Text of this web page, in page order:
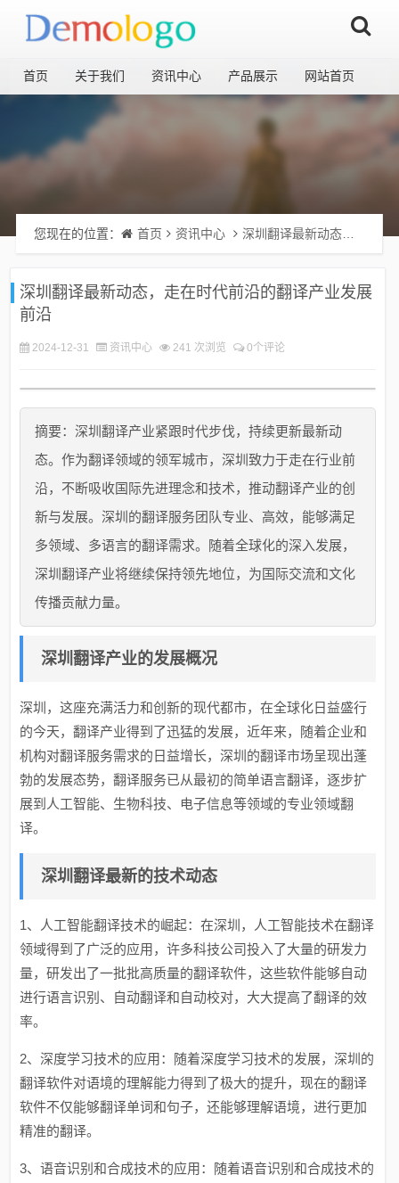
首页 关于我们 资讯中心 产品展示 网站首页
您现在的位置： 首页 资讯中心 深圳翻译最新动态，走在时代前沿的翻译产业发展前沿
深圳翻译最新动态，走在时代前沿的翻译产业发展
前沿
2024-12-31 资讯中心 241 次浏览 0个评论
摘要：深圳翻译产业紧跟时代步伐，持续更新最新动
态。作为翻译领域的领军城市，深圳致力于走在行业前
沿，不断吸收国际先进理念和技术，推动翻译产业的创
新与发展。深圳的翻译服务团队专业、高效，能够满足
多领域、多语言的翻译需求。随着全球化的深入发展，
深圳翻译产业将继续保持领先地位，为国际交流和文化
传播贡献力量。
深圳翻译产业的发展概况
深圳，这座充满活力和创新的现代都市，在全球化日益盛行
的今天，翻译产业得到了迅猛的发展，近年来，随着企业和
机构对翻译服务需求的日益增长，深圳的翻译市场呈现出蓬
勃的发展态势，翻译服务已从最初的简单语言翻译，逐步扩
展到人工智能、生物科技、电子信息等领域的专业领域翻
译。
深圳翻译最新的技术动态
1、人工智能翻译技术的崛起：在深圳，人工智能技术在翻译
领域得到了广泛的应用，许多科技公司投入了大量的研发力
量，研发出了一批批高质量的翻译软件，这些软件能够自动
进行语言识别、自动翻译和自动校对，大大提高了翻译的效
率。
2、深度学习技术的应用：随着深度学习技术的发展，深圳的
翻译软件对语境的理解能力得到了极大的提升，现在的翻译
软件不仅能够翻译单词和句子，还能够理解语境，进行更加
精准的翻译。
3、语音识别和合成技术的应用：随着语音识别和合成技术的